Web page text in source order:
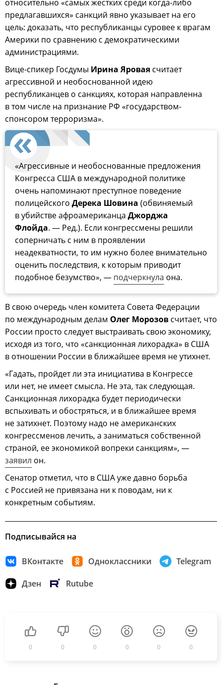
относительно «самых жестких среди когда-либо
предлагавшихся» санкций явно указывает на его
цель: доказать, что республиканцы суровее к врагам
Америки по сравнению с демократическими
администрациями.
Вице-спикер Госдумы Ирина Яровая считает
агрессивной и необоснованной идею
республиканцев о санкциях, которая направленна
в том числе на признание РФ «государством-
спонсором терроризма».
«Агрессивные и необоснованные предложения
Конгресса США в международной политике
очень напоминают преступное поведение
полицейского Дерека Шовина (обвиняемый
в убийстве афроамериканца Джорджа
Флойда. — Ред.). Если конгрессмены решили
соперничать с ним в проявлении
неадекватности, то им нужно более внимательно
оценить последствия, к которым приводит
подобное безумство», — подчеркнула она.
В свою очередь член комитета Совета Федерации
по международным делам Олег Морозов считает, что
России просто следует выстраивать свою экономику,
исходя из того, что «санкционная лихорадка» в США
в отношении России в ближайшее время не утихнет.
«Гадать, пройдет ли эта инициатива в Конгрессе
или нет, не имеет смысла. Не эта, так следующая.
Санкционная лихорадка будет периодически
вспыхивать и обостряться, и в ближайшее время
не затихнет. Поэтому надо не американских
конгрессменов лечить, а заниматься собственной
страной, ее экономикой вопреки санкциям», —
заявил он.
Сенатор отметил, что в США уже давно борьба
с Россией не привязана ни к поводам, ни к
конкретным событиям.
Подписывайся на
ВКонтакте Одноклассники Telegram
Дзен Rutube
0 0 0 0 0 0